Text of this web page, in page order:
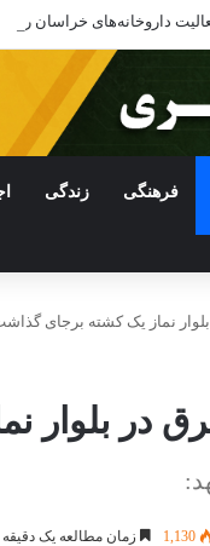
داروخانه‌های خراسان
فرهنگی زندگی
بلوار نماز یک کشته برجای
در
1,130 زمان مطالعه یک دقیقه